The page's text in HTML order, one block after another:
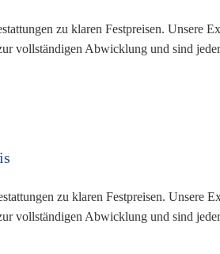
zu klaren Festpreisen. Unsere
vollständigen Abwicklung und sind
zu klaren Festpreisen. Unsere
vollständigen Abwicklung und sind